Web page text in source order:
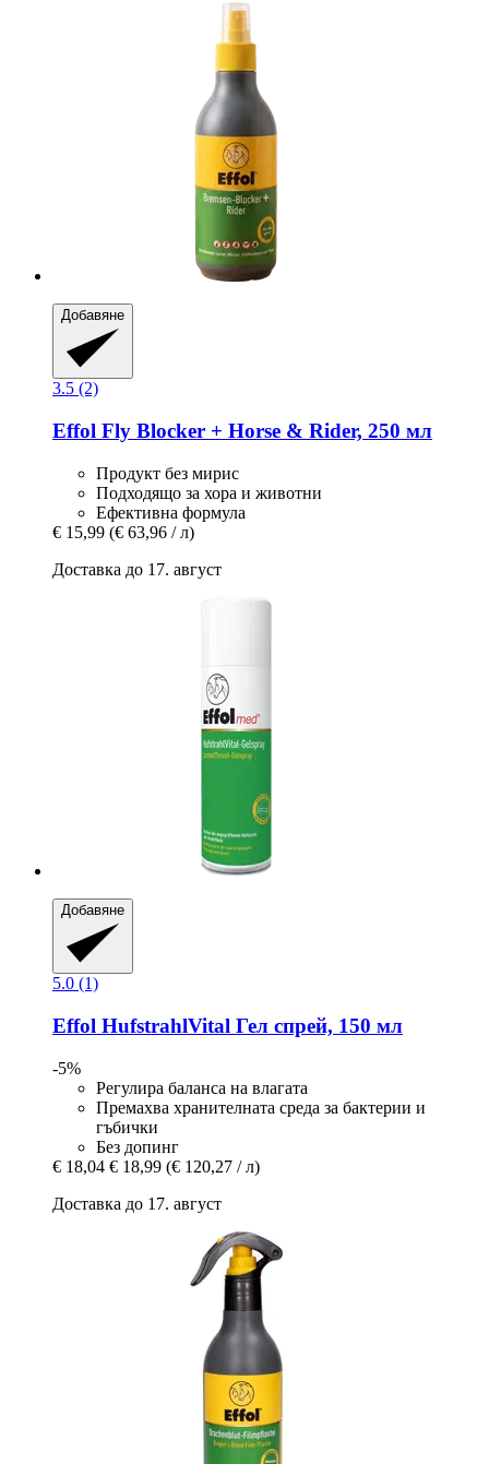
Добавяне
3.5 (2)
Effol Fly Blocker + Horse & Rider, 250 мл
Продукт без мирис
Подходящо за хора и животни
Ефективна формула
€ 15,99 (€ 63,96 / л)
Доставка до 17. август
Добавяне
5.0 (1)
Effol HufstrahlVital Гел спрей, 150 мл
-5%
Регулира баланса на влагата
Премахва хранителната среда за бактерии и
гъбички
Без допинг
€ 18,04 € 18,99 (€ 120,27 / л)
Доставка до 17. август